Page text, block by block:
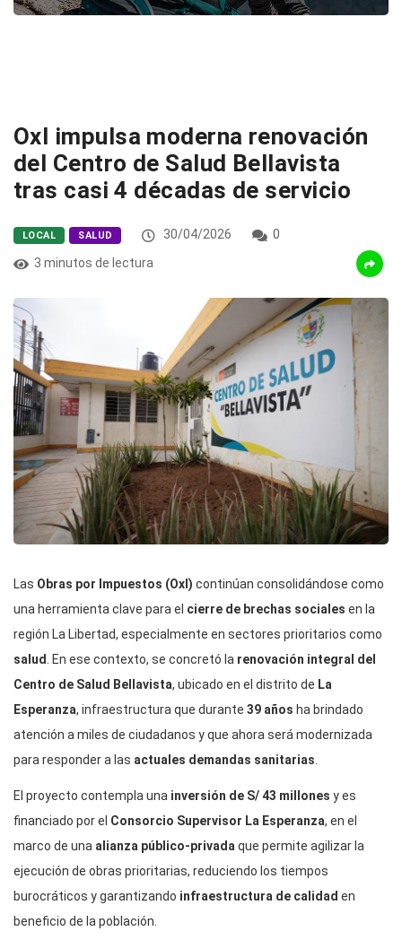
OxI impulsa moderna renovación
del Centro de Salud Bellavista
tras casi 4 décadas de servicio
LOCAL SALUD 30/04/2026
0
3 minutos de lectura
Las Obras por Impuestos (OxI) continúan consolidándose como
una herramienta clave para el cierre de brechas sociales en la
región La Libertad, especialmente en sectores prioritarios como
salud. En ese contexto, se concretó la renovación integral del
Centro de Salud Bellavista, ubicado en el distrito de La
Esperanza, infraestructura que durante 39 años ha brindado
atención a miles de ciudadanos y que ahora será modernizada
para responder a las actuales demandas sanitarias.
El proyecto contempla una inversión de S/ 43 millones y es
financiado por el Consorcio Supervisor La Esperanza, en el
marco de una alianza público-privadaque permite agilizar la
ejecución de obras prioritarias, reduciendo los tiempos
burocráticos y garantizando infraestructura de calidad en
beneficio de la población.